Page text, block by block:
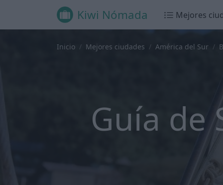
Kiwi Nómada Mejores
Inicio Mejores ciudades América del Sur
Guía de